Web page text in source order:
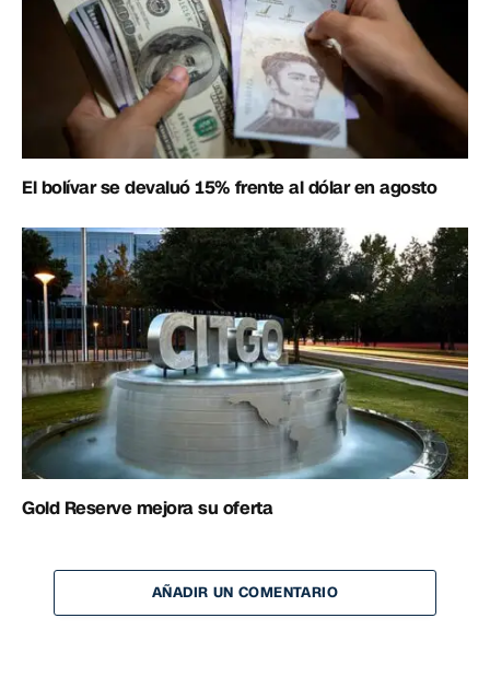
El bolívar se devaluó 15% frente al dólar en agosto
Gold Reserve mejora su oferta
AÑADIR UN COMENTARIO